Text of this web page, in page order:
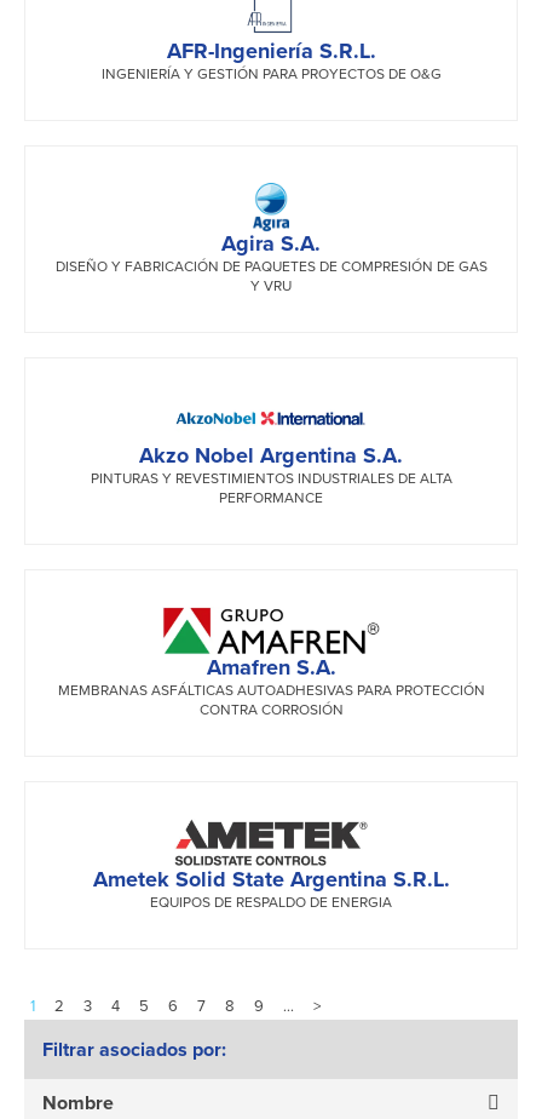
Filtrar asociados por:
Nombre
AFR-Ingeniería S.R.L.
INGENIERÍA Y GESTIÓN PARA PROYECTOS DE O&G
Agira S.A.
DISEÑO Y FABRICACIÓN DE PAQUETES DE COMPRESIÓN DE GAS
Y VRU
Akzo Nobel Argentina S.A.
PINTURAS Y REVESTIMIENTOS INDUSTRIALES DE ALTA
PERFORMANCE
Amafren S.A.
MEMBRANAS ASFÁLTICAS AUTOADHESIVAS PARA PROTECCIÓN
CONTRA CORROSIÓN
Ametek Solid State Argentina S.R.L.
EQUIPOS DE RESPALDO DE ENERGIA
1 2 3 4 5 6 7 8 9 … >